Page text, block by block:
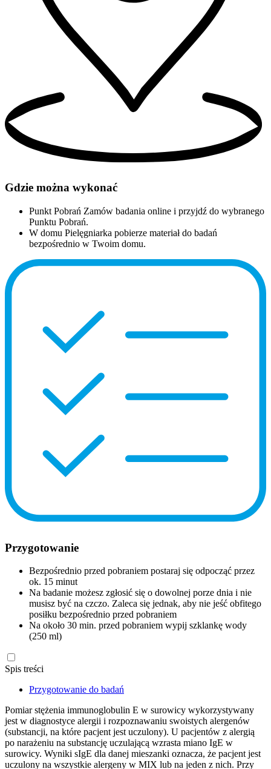
Gdzie można wykonać
Punkt Pobrań Zamów badania online i przyjdź do wybranego
Punktu Pobrań.
W domu Pielęgniarka pobierze materiał do badań
bezpośrednio w Twoim domu.
Przygotowanie
Bezpośrednio przed pobraniem postaraj się odpocząć przez
ok. 15 minut
Na badanie możesz zgłosić się o dowolnej porze dnia i nie
musisz być na czczo. Zaleca się jednak, aby nie jeść obfitego
posiłku bezpośrednio przed pobraniem
Na około 30 min. przed pobraniem wypij szklankę wody
(250 ml)
Spis treści
Przygotowanie do badań
Pomiar stężenia immunoglobulin E w surowicy wykorzystywany
jest w diagnostyce alergii i rozpoznawaniu swoistych alergenów
(substancji, na które pacjent jest uczulony). U pacjentów z alergią
po narażeniu na substancję uczulającą wzrasta miano IgE w
surowicy. Wyniki sIgE dla danej mieszanki oznacza, że pacjent jest
uczulony na wszystkie alergeny w MIX lub na jeden z nich. Przy